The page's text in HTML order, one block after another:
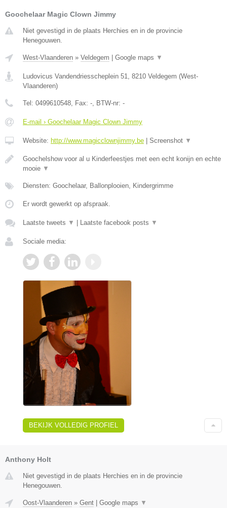
Goochelaar Magic Clown Jimmy
Niet gevestigd in de plaats Herchies en in de provincie
Henegouwen.
West-Vlaanderen » Veldegem | Google maps ▼
Ludovicus Vandendriesscheplein 51 8210 Veldegem (West-
Vlaanderen)
Tel: 0499610548 , Fax: - , BTW-nr: -
E-mail › Goochelaar Magic Clown Jimmy
Website: http://www.magicclownjimmy.be | Screenshot ▼
Goochelshow voor al u Kinderfeestjes met een echt konijn en echte
mooie ▼
Diensten: Goochelaar, Ballonplooien, Kindergrimme
Er wordt gewerkt op afspraak.
Laatste tweets ▼ | Laatste facebook posts ▼
Sociale media:
BEKIJK VOLLEDIG PROFIEL
Anthony Holt
Niet gevestigd in de plaats Herchies en in de provincie
Henegouwen.
Oost-Vlaanderen » Gent Google maps ▼